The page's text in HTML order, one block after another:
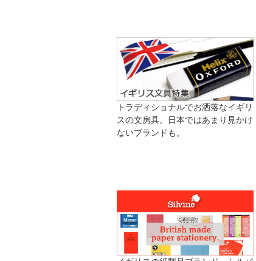
トラディショナルでお洒落なイギリ
スの文房具。日本ではあまり見かけ
ないブランドも。